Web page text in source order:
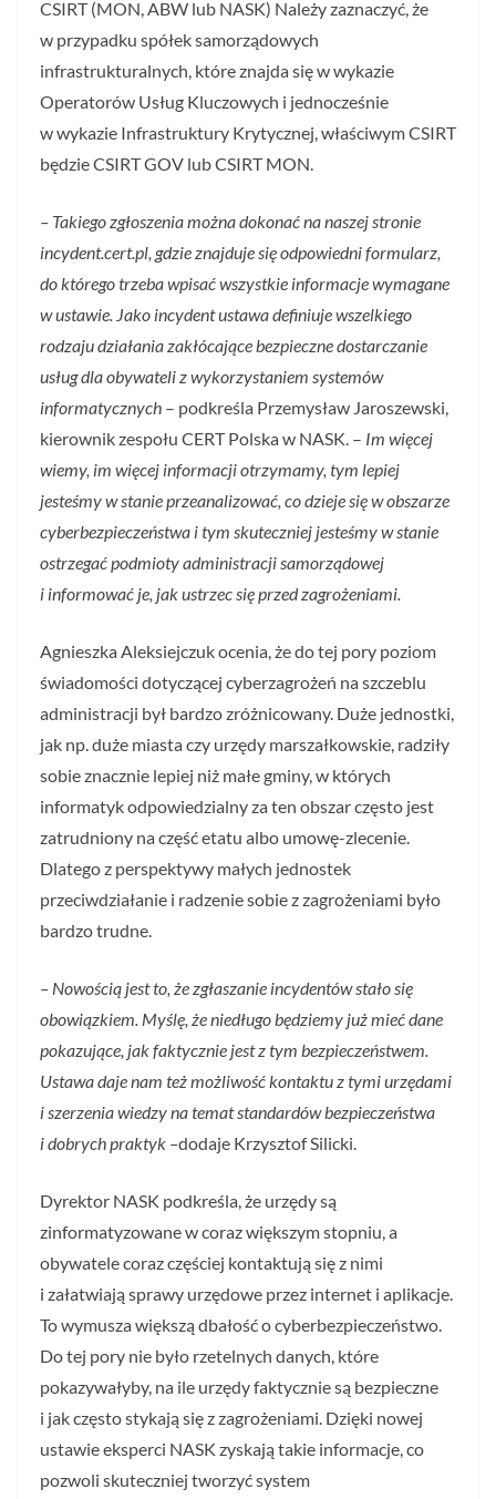
CSIRT (MON, ABW lub NASK) Należy zaznaczyć, że
w przypadku spółek samorządowych
infrastrukturalnych, które znajda się w wykazie
Operatorów Usług Kluczowych i jednocześnie
w wykazie Infrastruktury Krytycznej, właściwym CSIRT
będzie CSIRT GOV lub CSIRT MON.
– Takiego zgłoszenia można dokonać na naszej stronie
incydent.cert.pl, gdzie znajduje się odpowiedni formularz,
do którego trzeba wpisać wszystkie informacje wymagane
w ustawie. Jako incydent ustawa definiuje wszelkiego
rodzaju działania zakłócające bezpieczne dostarczanie
usług dla obywateli z wykorzystaniem systemów
informatycznych – podkreśla Przemysław Jaroszewski,
kierownik zespołu CERT Polska w NASK. – Im więcej
wiemy, im więcej informacji otrzymamy, tym lepiej
jesteśmy w stanie przeanalizować, co dzieje się w obszarze
cyberbezpieczeństwa i tym skuteczniej jesteśmy w stanie
ostrzegać podmioty administracji samorządowej
i informować je, jak ustrzec się przed zagrożeniami.
Agnieszka Aleksiejczuk ocenia, że do tej pory poziom
świadomości dotyczącej cyberzagrożeń na szczeblu
administracji był bardzo zróżnicowany. Duże jednostki,
jak np. duże miasta czy urzędy marszałkowskie, radziły
sobie znacznie lepiej niż małe gminy, w których
informatyk odpowiedzialny za ten obszar często jest
zatrudniony na część etatu albo umowę-zlecenie.
Dlatego z perspektywy małych jednostek
przeciwdziałanie i radzenie sobie z zagrożeniami było
bardzo trudne.
– Nowością jest to, że zgłaszanie incydentów stało się
obowiązkiem. Myślę, że niedługo będziemy już mieć dane
pokazujące, jak faktycznie jest z tym bezpieczeństwem.
Ustawa daje nam też możliwość kontaktu z tymi urzędami
i szerzenia wiedzy na temat standardów bezpieczeństwa
i dobrych praktyk –dodaje Krzysztof Silicki.
Dyrektor NASK podkreśla, że urzędy są
zinformatyzowane w coraz większym stopniu, a
obywatele coraz częściej kontaktują się z nimi
i załatwiają sprawy urzędowe przez internet i aplikacje.
To wymusza większą dbałość o cyberbezpieczeństwo.
Do tej pory nie było rzetelnych danych, które
pokazywałyby, na ile urzędy faktycznie są bezpieczne
i jak często stykają się z zagrożeniami. Dzięki nowej
ustawie eksperci NASK zyskają takie informacje, co
pozwoli skuteczniej tworzyć system